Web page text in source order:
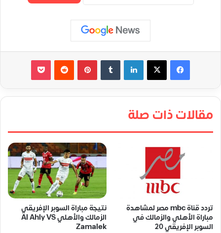
لينكدإن بينتيريست
مقالات ذات صلة
تردد قناة mbc مصر لمشاهدة
مباراة الأهلي والزمالك في
السوبر الإفريقي 20
نتيجة مباراة السوبر الإفريقي
الزمالك والأهلي Al Ahly VS
Zamalek